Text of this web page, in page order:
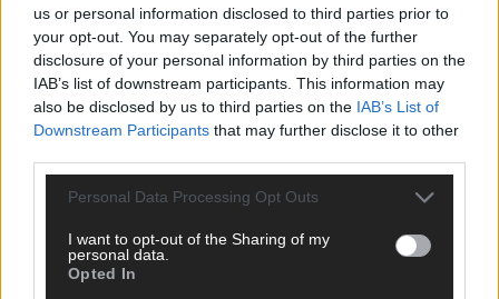
us or personal information disclosed to third parties prior to
your opt-out. You may separately opt-out of the further
disclosure of your personal information by third parties on the
IAB’s list of downstream participants. This information may
also be disclosed by us to third parties on the IAB’s List of
Downstream Participants that may further disclose it to other
Personal Data Processing Opt Outs
I want to opt-out of the Sharing of my
personal data.
Opted In
Monaco, Sallys Café, Westernbrauerei – der
Europa-Park 2026 macht vieles neu
Juni 2026